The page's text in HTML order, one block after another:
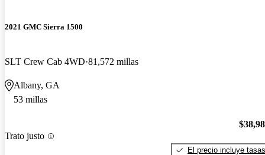
2021 GMC Sierra 1500
SLT Crew Cab 4WD 81,572 millas
Albany, GA
53 millas
Trato justo
El precio incluye tasas